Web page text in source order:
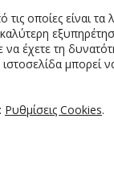
οποίες είναι
έχετε τη
μπορεί
Ρυθμίσεις Cookies.